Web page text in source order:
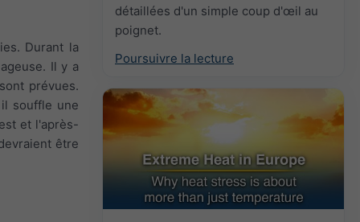
détaillées d'un simple coup d'œil au
poignet.
Poursuivre la lecture
Durant la
Il y a
prévues.
souffle une
et l'après-
être